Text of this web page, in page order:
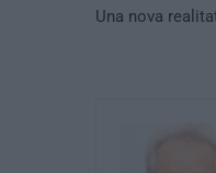
Una nova